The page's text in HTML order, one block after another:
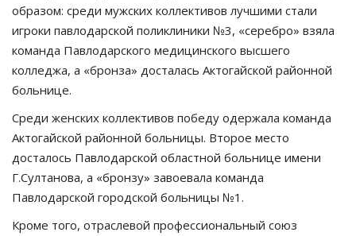
образом: среди мужских коллективов лучшими стали
игроки павлодарской поликлиники №3, «серебро» взяла
команда Павлодарского медицинского высшего
колледжа, а «бронза» досталась Актогайской районной
больнице.
Среди женских коллективов победу одержала команда
Актогайской районной больницы. Второе место
досталось Павлодарской областной больнице имени
Г.Султанова, а «бронзу» завоевала команда
Павлодарской городской больницы №1.
Кроме того, отраслевой профессиональный союз